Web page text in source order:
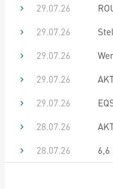
29.07.26
29.07.26
29.07.26
29.07.26
29.07.26
28.07.26
28.07.26